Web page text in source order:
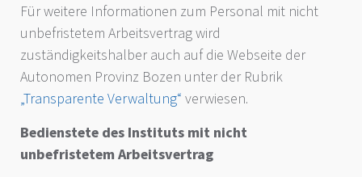
Für weitere Informationen zum Personal mit nicht
unbefristetem Arbeitsvertrag wird
zuständigkeitshalber auch auf die Webseite der
Autonomen Provinz Bozen unter der Rubrik
„Transparente Verwaltung“ verwiesen.
Bedienstete des Instituts mit nicht
unbefristetem Arbeitsvertrag